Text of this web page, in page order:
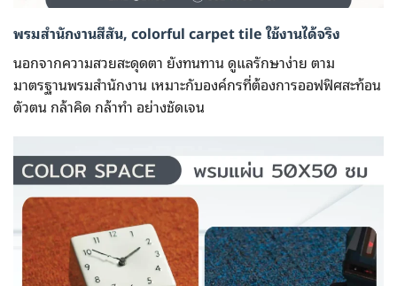
พรมสำนักงานสีสัน, colorful carpet tile ใช้งานได้จริง
นอกจากความสวยสะดุดตา ยังทนทาน ดูแลรักษาง่าย ตาม
มาตรฐานพรมสำนักงาน เหมาะกับองค์กรที่ต้องการออฟฟิศสะท้อน
ตัวตน กล้าคิด กล้าทำ อย่างชัดเจน